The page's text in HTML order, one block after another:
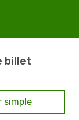
billet
simple